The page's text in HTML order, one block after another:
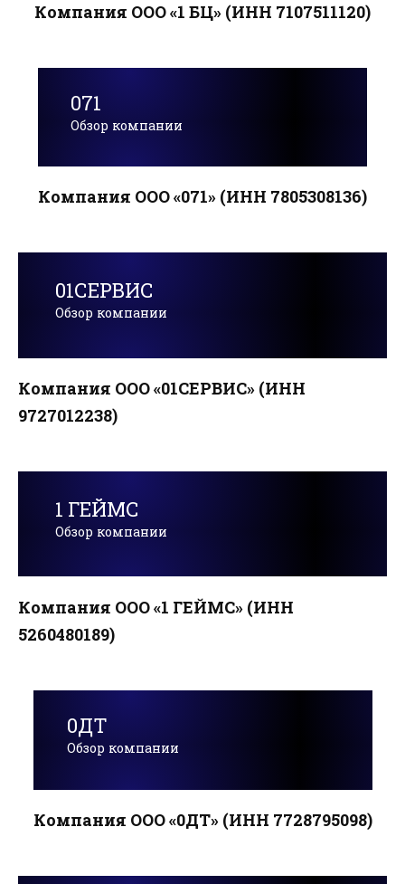
Компания ООО «1 БЦ» (ИНН 7107511120)
071
Обзор компании
Компания ООО «071» (ИНН 7805308136)
01СЕРВИС
Обзор компании
Компания ООО «01СЕРВИС» (ИНН
9727012238)
1 ГЕЙМС
Обзор компании
Компания ООО «1 ГЕЙМС» (ИНН
5260480189)
0ДТ
Обзор компании
Компания ООО «0ДТ» (ИНН 7728795098)